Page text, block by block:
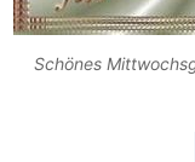
Schönes